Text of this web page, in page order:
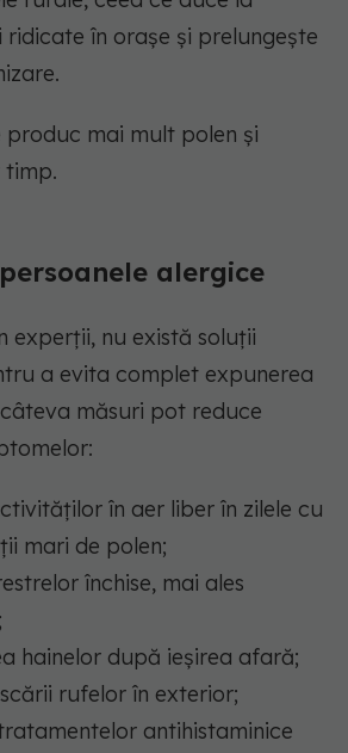
în orașe și prelungește
produc mai mult polen și
timp.
alergice
experții, nu există soluții
a evita complet expunerea
măsuri pot reduce
în aer liber în zilele cu
mari de polen;
închise, mai ales
hainelor după ieșirea afară;
rufelor în exterior;
antihistaminice